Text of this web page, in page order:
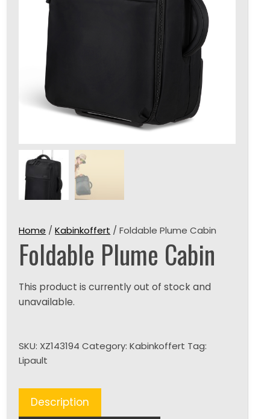
Home /Kabinkoffert / Foldable Plume Cabin
Foldable Plume Cabin
This product is currently out of stock and
unavailable.
SKU: XZ143194 Category:Kabinkoffert Tag:
Lipault
Description